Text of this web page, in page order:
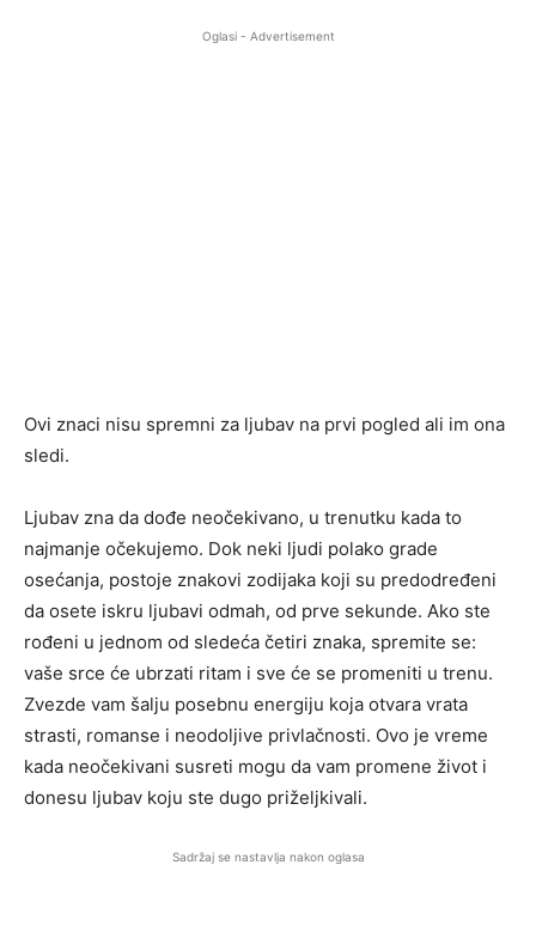
Oglasi - Advertisement
Ovi znaci nisu spremni za ljubav na prvi pogled ali im ona
sledi.
Ljubav zna da dođe neočekivano, u trenutku kada to
najmanje očekujemo. Dok neki ljudi polako grade
osećanja, postoje znakovi zodijaka koji su predodređeni
da osete iskru ljubavi odmah, od prve sekunde. Ako ste
rođeni u jednom od sledeća četiri znaka, spremite se:
vaše srce će ubrzati ritam i sve će se promeniti u trenu.
Zvezde vam šalju posebnu energiju koja otvara vrata
strasti, romanse i neodoljive privlačnosti. Ovo je vreme
kada neočekivani susreti mogu da vam promene život i
donesu ljubav koju ste dugo priželjkivali.
Sadržaj se nastavlja nakon oglasa